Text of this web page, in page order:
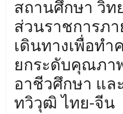
สถานศึกษา วิท
ส่วนราชการภ
เดินทางเพื่อทำ
ยกระดับคุณภา
อาชีวศึกษา แล
ทวิวุฒิ ไทย-จีน